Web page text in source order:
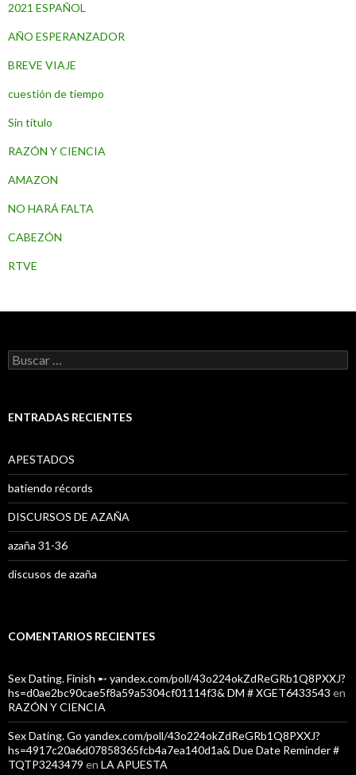
2021 ESPAÑOL
AÑO ESPERANZADOR
BREVE VIAJE
cuestión de tiempo
Sin título
RAZÓN Y CIENCIA
AMAZON
NO HARÁ FALTA
CABEZÓN
RTVE
B
u
a
ENTRADAS RECIENTES
APESTADOS
batiendo récords
DISCURSOS DE AZAÑA
azaña 31-36
discusos de azaña
COMENTARIOS RECIENTES
Sex Dating. Finish ➸ yandex.com/poll/43o224okZdReGRb1Q8PXXJ?
hs=d0ae2bc90cae5f8a59a5304cf01114f3& DM # XGET6433543 en
RAZÓN Y CIENCIA
Sex Dating. Go yandex.com/poll/43o224okZdReGRb1Q8PXXJ?
hs=4917c20a6d07858365fcb4a7ea140d1a& Due Date Reminder #
TQTP3243479 en LA APUESTA